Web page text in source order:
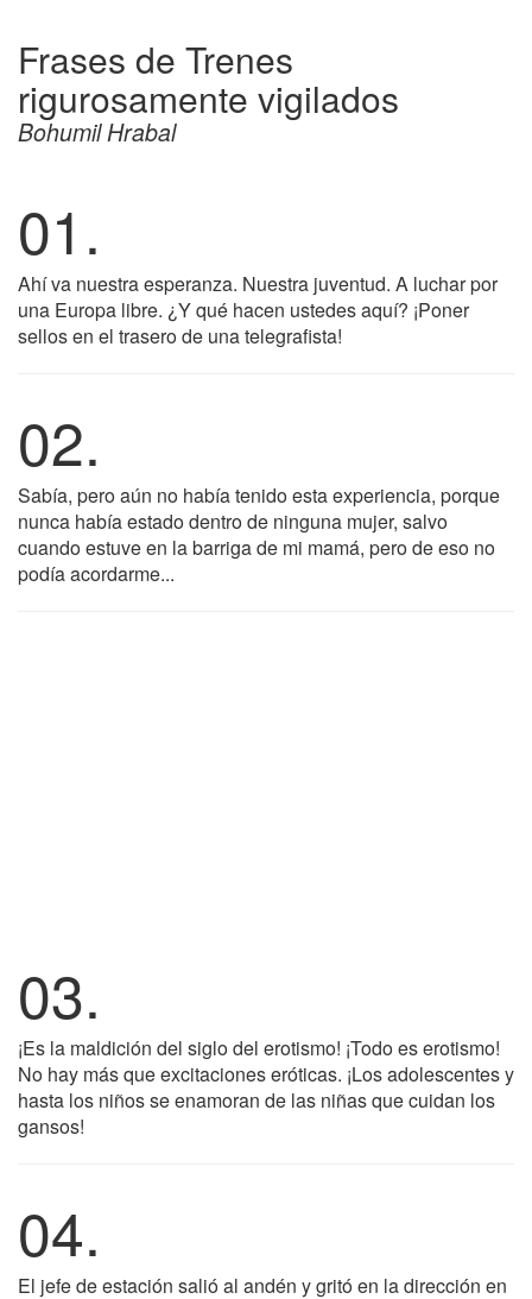
Frases de Trenes
rigurosamente vigilados
Bohumil Hrabal
01.
Ahí va nuestra esperanza. Nuestra juventud. A luchar por
una Europa libre. ¿Y qué hacen ustedes aquí? ¡Poner
sellos en el trasero de una telegrafista!
02.
Sabía, pero aún no había tenido esta experiencia, porque
nunca había estado dentro de ninguna mujer, salvo
cuando estuve en la barriga de mi mamá, pero de eso no
podía acordarme...
03.
¡Es la maldición del siglo del erotismo! ¡Todo es erotismo!
No hay más que excitaciones eróticas. ¡Los adolescentes y
hasta los niños se enamoran de las niñas que cuidan los
gansos!
04.
El jefe de estación salió al andén y gritó en la dirección en